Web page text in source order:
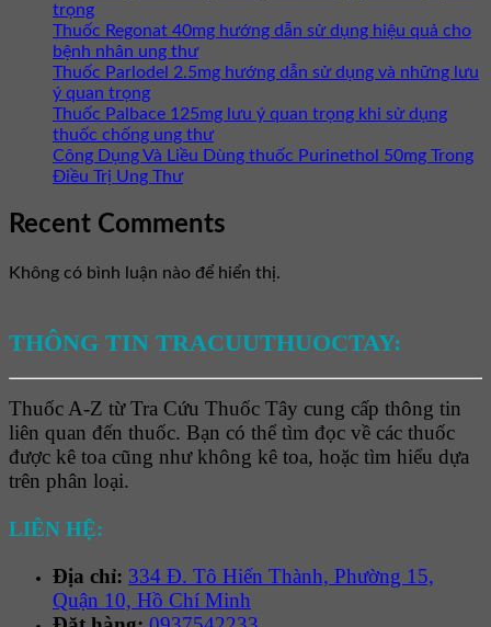
trọng
Thuốc Regonat 40mg hướng dẫn sử dụng hiệu quả cho
bệnh nhân ung thư
Thuốc Parlodel 2.5mg hướng dẫn sử dụng và những lưu
ý quan trọng
Thuốc Palbace 125mg lưu ý quan trọng khi sử dụng
thuốc chống ung thư
Công Dụng Và Liều Dùng thuốc Purinethol 50mg Trong
Điều Trị Ung Thư
Recent Comments
Không có bình luận nào để hiển thị.
THÔNG TIN TRACUUTHUOCTAY:
Thuốc A-Z từ Tra Cứu Thuốc Tây cung cấp thông tin
liên quan đến thuốc. Bạn có thể tìm đọc về các thuốc
được kê toa cũng như không kê toa, hoặc tìm hiểu dựa
trên phân loại.
LIÊN HỆ:
Địa chỉ: 334 Đ. Tô Hiến Thành, Phường 15,
Quận 10, Hồ Chí Minh